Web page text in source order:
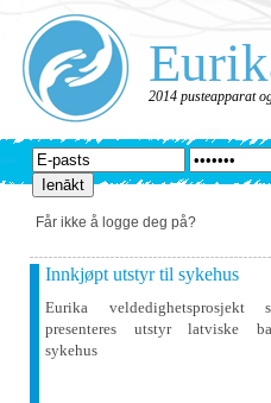
2014 pusteapparat
Får ikke å logge deg på?
Innkjøpt utstyr til sykehus
Eurika veldedighetsprosjekt
presenteres utstyr latviske
sykehus